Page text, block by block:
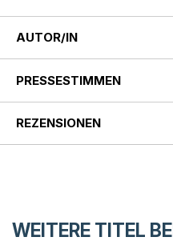
AUTOR/IN
PRESSESTIMMEN
REZENSIONEN
WEITERE TITEL BEI